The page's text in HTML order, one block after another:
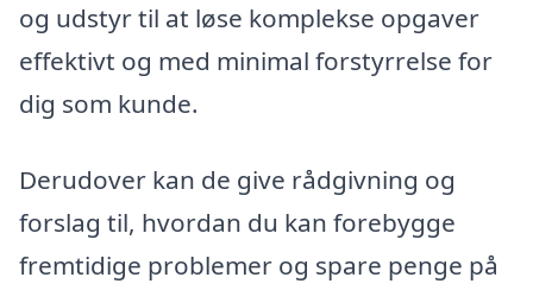
og udstyr til at løse komplekse opgaver
effektivt og med minimal forstyrrelse for
dig som kunde.
Derudover kan de give rådgivning og
forslag til, hvordan du kan forebygge
fremtidige problemer og spare penge på